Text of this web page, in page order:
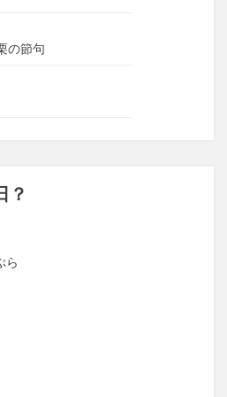
の節句
？
ら